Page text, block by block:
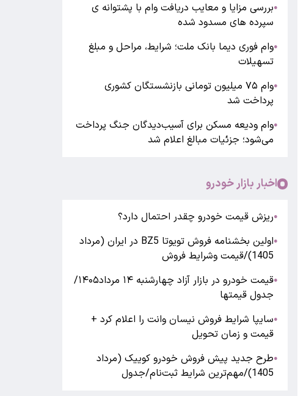
●بررسی مزایا و معایب دریافت وام با پشتوانه ی
سپرده های مسدود شده
●وام فوری دیما بانک ملت؛ شرایط، مراحل و مبلغ
تسهیلات
●
وام ۷۵ میلیون تومانی بازنشستگان کشوری
پرداخت شد
●وام ودیعه مسکن برای آسیب‌دیدگان جنگ پرداخت
می‌شود؛ جزئیات مبالغ اعلام شد
اخبار بازار خودرو
●ریزش قیمت خودرو چقدر احتمال دارد؟
●
اولین بخشنامه فروش تویوتا BZ5 در ایران (مرداد
1405)/قیمت وشرایط فروش
●
قیمت خودرو در بازار آزاد چهارشنبه ۱۴ مرداد۱۴۰۵/
جدول قیمتها
●سایپا شرایط فروش نیسان وانت را اعلام کرد +
قیمت و زمان تحویل
●طرح جدید پیش فروش خودرو کوییک (مرداد
1405)/مهم‌ترین شرایط ثبت‌نام/جدول